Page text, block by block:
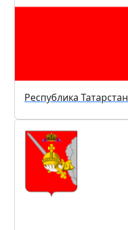
Республика Татарстан